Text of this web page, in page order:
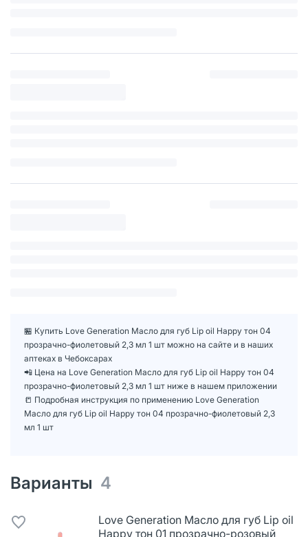
🏪 Купить Love Generation Масло для губ Lip oil Happy тон 04
прозрачно-фиолетовый 2,3 мл 1 шт можно на сайте и в наших
аптеках в Чебоксарах
📲 Цена на Love Generation Масло для губ Lip oil Happy тон 04
прозрачно-фиолетовый 2,3 мл 1 шт ниже в нашем приложении
📒 Подробная инструкция по применению Love Generation
Масло для губ Lip oil Happy тон 04 прозрачно-фиолетовый 2,3
мл 1 шт
Варианты 4
Love Generation Масло для губ Lip oil
Happy тон 01 прозрачно-розовый